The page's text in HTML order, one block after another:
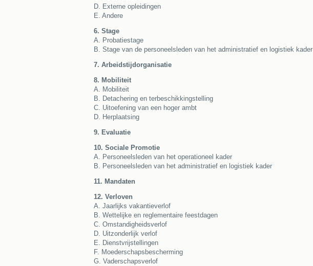
D. Externe opleidingen
E. Andere
6. Stage
A. Probatiestage
B. Stage van de personeelsleden van het administratief en logistiek kader
7. Arbeidstijdorganisatie
8. Mobiliteit
A. Mobiliteit
B. Detachering en terbeschikkingstelling
C. Uitoefening van een hoger ambt
D. Herplaatsing
9. Evaluatie
10. Sociale Promotie
A. Personeelsleden van het operationeel kader
B. Personeelsleden van het administratief en logistiek kader
11. Mandaten
12. Verloven
A. Jaarlijks vakantieverlof
B. Wettelijke en reglementaire feestdagen
C. Omstandigheidsverlof
D. Uitzonderlijk verlof
E. Dienstvrijstellingen
F. Moederschapsbescherming
G. Vaderschapsverlof